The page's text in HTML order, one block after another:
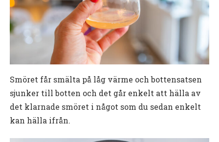
Smöret får smälta på låg värme och bottensatsen
sjunker till botten och det går enkelt att hälla av
det klarnade smöret i något som du sedan enkelt
kan hälla ifrån.